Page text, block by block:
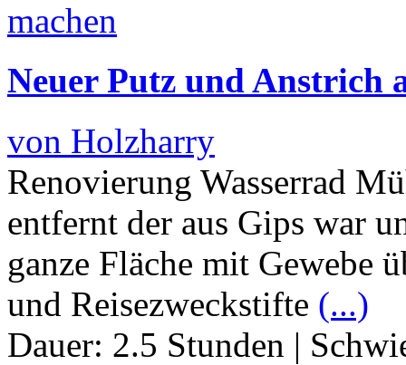
Neuer Putz und Anstrich
von Holzharry
Renovierung Wasserrad
entfernt der aus Gips war
ganze Fläche mit Gewebe
und Reisezweckstifte (...)
Dauer: 2.5 Stunden |